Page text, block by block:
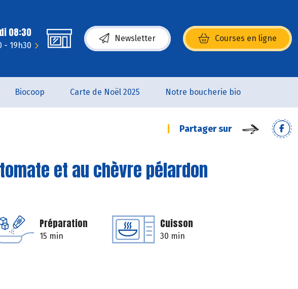
08:30
- 19h30
Newsletter Courses en ligne
(s’ouvre dans une nouvelle fenêtre)
Biocoop Carte de Noël 2025 Notre boucherie bio
Partager sur
et au chèvre pélardon
Préparation
15 min
Cuisson
30 min